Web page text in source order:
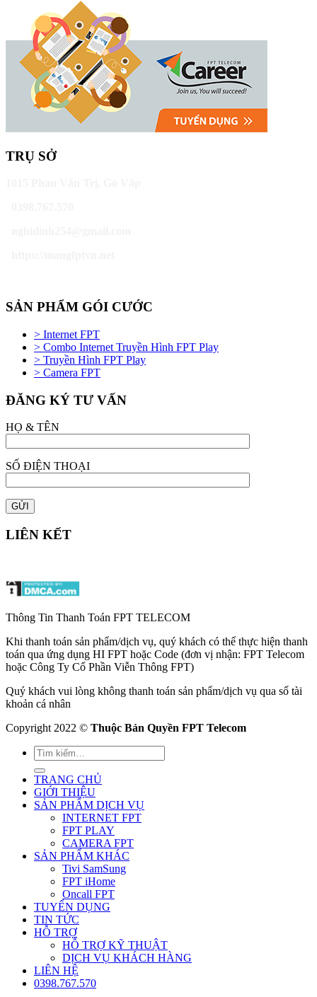
TRỤ SỞ
SẢN PHẨM GÓI CƯỚC
> Internet FPT
> Combo Internet Truyền Hình FPT Play
> Truyền Hình FPT Play
> Camera FPT
ĐĂNG KÝ TƯ VẤN
HỌ & TÊN
SỐ ĐIỆN THOẠI
LIÊN KẾT
Thông Tin Thanh Toán FPT TELECOM
Khi thanh toán sản phẩm/dịch vụ, quý khách có thể thực hiện thanh
toán qua ứng dụng HI FPT hoặc Code (đơn vị nhận: FPT Telecom
hoặc Công Ty Cổ Phần Viễn Thông FPT)
Quý khách vui lòng không thanh toán sản phẩm/dịch vụ qua số tài
khoản cá nhân
Copyright 2022 © Thuộc Bản Quyền FPT Telecom
TRANG CHỦ
GIỚI THIỆU
SẢN PHẨM DỊCH VỤ
INTERNET FPT
FPT PLAY
CAMERA FPT
SẢN PHẨM KHÁC
Tivi SamSung
FPT iHome
Oncall FPT
TUYỂN DỤNG
TIN TỨC
HỖ TRỢ
HỖ TRỢ KỸ THUẬT
DỊCH VỤ KHÁCH HÀNG
LIÊN HỆ
0398.767.570